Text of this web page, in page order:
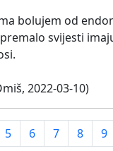
bolujem od
svijesti
2022-03-10)
5 6 7 8 9